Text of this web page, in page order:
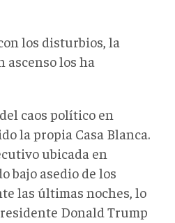
los disturbios, la
los ha
caos político en
la propia Casa Blanca.
ubicada en
bajo asedio de los
las últimas noches, lo
Donald Trump